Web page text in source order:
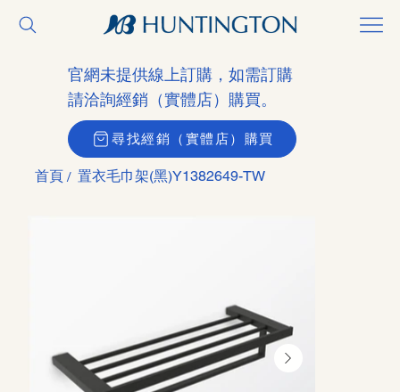
首頁 / 置衣毛巾架(黑)Y1382649-TW
官網未提供線上訂購，如需訂購
請洽詢經銷（實體店）購買。
尋找經銷（實體店）購買